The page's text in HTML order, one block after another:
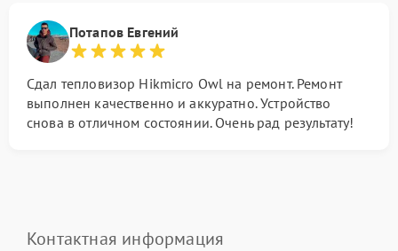
Потапов Евгений
Сдал тепловизор Hikmicro Owl на ремонт. Ремонт
выполнен качественно и аккуратно. Устройство
снова в отличном состоянии. Очень рад результату!
Контактная информация